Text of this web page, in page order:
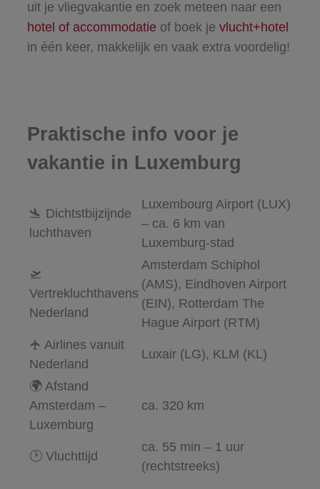
uit je vliegvakantie en zoek meteen naar een
hotel of accommodatie of boek je vlucht+hotel
in één keer, makkelijk en vaak extra voordelig!
Praktische info voor je
vakantie in Luxemburg
🛬 Dichtstbijzijnde
luchthaven
Luxembourg Airport (LUX)
– ca. 6 km van
Luxemburg-stad
🛫
Vertrekluchthavens
Nederland
Amsterdam Schiphol
(AMS), Eindhoven Airport
(EIN), Rotterdam The
Hague Airport (RTM)
🛧 Airlines vanuit
Nederland
Luxair (LG), KLM (KL)
🌍 Afstand
Amsterdam –
Luxemburg
ca. 320 km
🕑 Vluchttijd
ca. 55 min – 1 uur
(rechtstreeks)